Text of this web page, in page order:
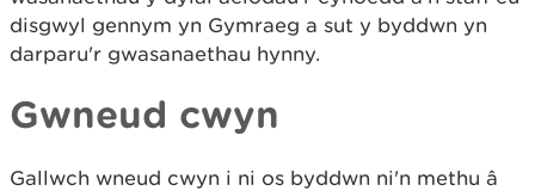
disgwyl gennym yn Gymraeg a sut y byddwn yn
darparu'r gwasanaethau hynny.
Gwneud cwyn
Gallwch wneud cwyn i ni os byddwn ni'n methu â